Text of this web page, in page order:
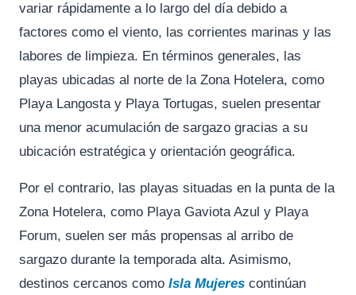
variar rápidamente a lo largo del día debido a
factores como el viento, las corrientes marinas y las
labores de limpieza. En términos generales, las
playas ubicadas al norte de la Zona Hotelera, como
Playa Langosta y Playa Tortugas, suelen presentar
una menor acumulación de sargazo gracias a su
ubicación estratégica y orientación geográfica.
Por el contrario, las playas situadas en la punta de la
Zona Hotelera, como Playa Gaviota Azul y Playa
Forum, suelen ser más propensas al arribo de
sargazo durante la temporada alta. Asimismo,
destinos cercanos como Isla Mujeres continúan